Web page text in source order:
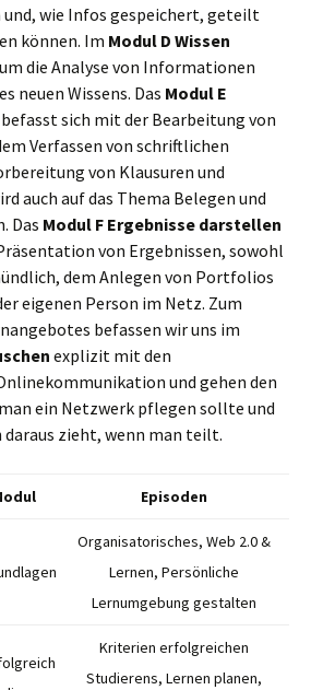
wie Infos gespeichert, geteilt
können. Im Modul D Wissen
die Analyse von Informationen
neuen Wissens. Das Modul E
befasst sich mit der Bearbeitung von
Verfassen von schriftlichen
von Klausuren und
auch auf das Thema Belegen und
Das Modul F Ergebnisse darstellen
von Ergebnissen, sowohl
dem Anlegen von Portfolios
eigenen Person im Netz. Zum
befassen wir uns im
explizit mit den
und gehen den
ein Netzwerk pflegen sollte und
zieht, wenn man teilt.
Episoden
Organisatorisches, Web 2.0 &
Lernen, Persönliche
Lernumgebung gestalten
Kriterien erfolgreichen
Studierens, Lernen planen,